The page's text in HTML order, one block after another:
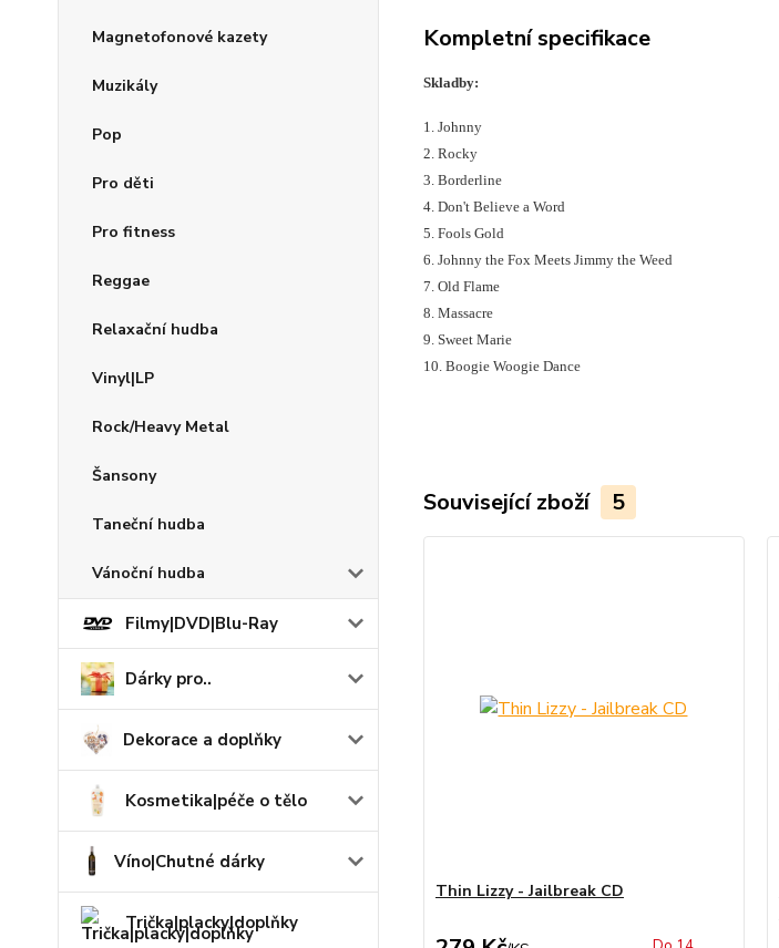
Magnetofonové kazety
Muzikály
Pop
Pro děti
Pro fitness
Reggae
Relaxační hudba
Vinyl|LP
Rock/Heavy Metal
Šansony
Taneční hudba
Vánoční hudba
Filmy|DVD|Blu-Ray
Dárky pro..
Dekorace a doplňky
Kosmetika|péče o tělo
Víno|Chutné dárky
Trička|placky|doplňky
Kompletní specifikace
Skladby:
1. Johnny
2. Rocky
3. Borderline
4. Don't Believe a Word
5. Fools Gold
6. Johnny the Fox Meets Jimmy the Weed
7. Old Flame
8. Massacre
9. Sweet Marie
10. Boogie Woogie Dance
Související zboží 5
Thin Lizzy - Jailbreak CD